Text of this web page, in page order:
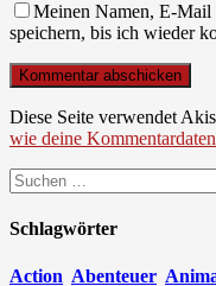
Meinen Namen, E-Mail
speichern, bis ich wieder
Diese Seite verwendet
wie deine
Suchen
nach:
Schlagwörter
Action Abenteuer